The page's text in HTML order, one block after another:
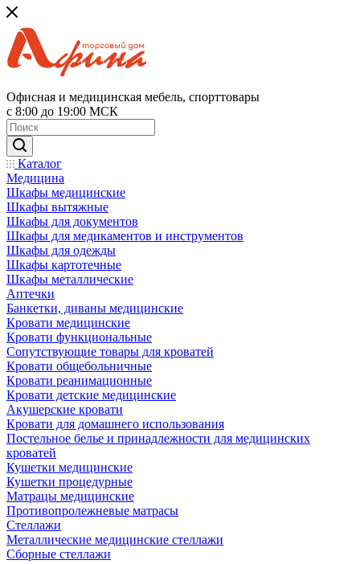
Офисная и медицинская мебель, спорттовары
с 8:00 до 19:00 МСК
Каталог
Медицина
Шкафы медицинские
Шкафы вытяжные
Шкафы для документов
Шкафы для медикаментов и инструментов
Шкафы для одежды
Шкафы картотечные
Шкафы металлические
Аптечки
Банкетки, диваны медицинские
Кровати медицинские
Кровати функциональные
Сопутствующие товары для кроватей
Кровати общебольничные
Кровати реанимационные
Кровати детские медицинские
Акушерские кровати
Кровати для домашнего использования
Постельное белье и принадлежности для медицинских
кроватей
Кушетки медицинские
Кушетки процедурные
Матрацы медицинские
Противопролежневые матрасы
Стеллажи
Металлические медицинские стеллажи
Сборные стеллажи